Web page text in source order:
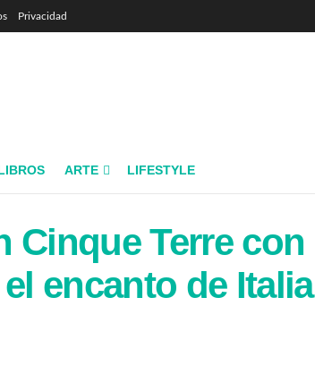
Privacidad
ARTE LIFESTYLE
Cinque Terre
encanto de Italia